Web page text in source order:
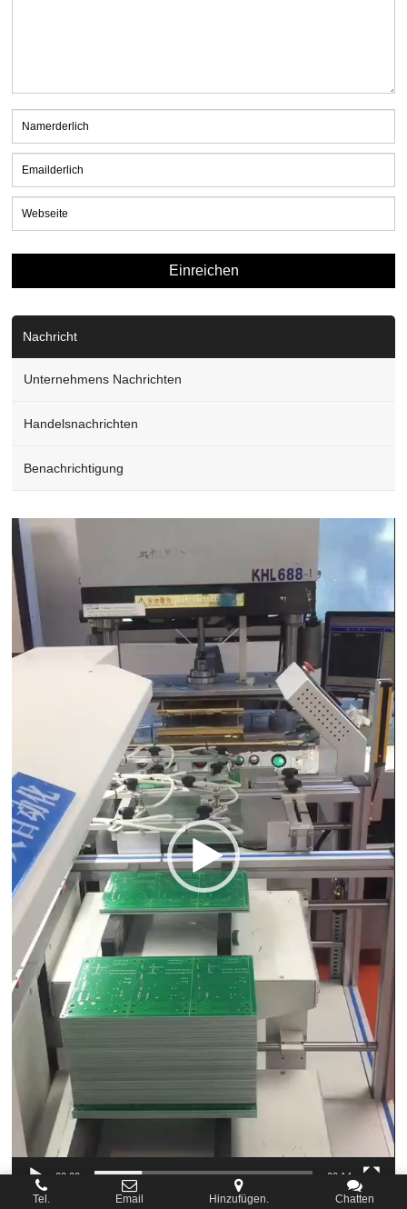
Nachricht
Unternehmens Nachrichten
Handelsnachrichten
Benachrichtigung
Video
Player
00:00 00:14
Tel. Email Hinzufügen. Chatten